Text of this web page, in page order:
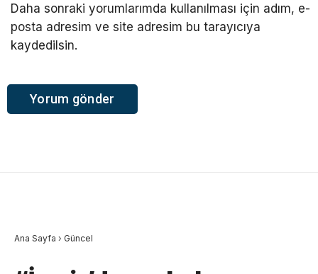
Daha sonraki yorumlarımda kullanılması için adım, e-
posta adresim ve site adresim bu tarayıcıya
kaydedilsin.
Ana Sayfa › Güncel